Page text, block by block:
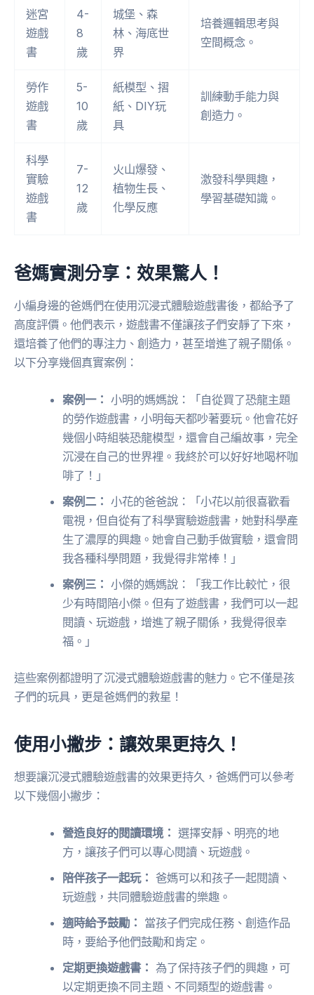
迷宮
遊戲
書
4-
8
歲
城堡、森
林、海底世
界
培養邏輯思考與
空間概念。
勞作
遊戲
書
5-
10
歲
紙模型、摺
紙、DIY玩
具
訓練動手能力與
創造力。
科學
實驗
遊戲
書
7-
12
歲
火山爆發、
植物生長、
化學反應
激發科學興趣，
學習基礎知識。
爸媽實測分享：效果驚人！
小編身邊的爸媽們在使用沉浸式體驗遊戲書後，都給予了
高度評價。他們表示，遊戲書不僅讓孩子們安靜了下來，
還培養了他們的專注力、創造力，甚至增進了親子關係。
以下分享幾個真實案例：
案例一： 小明的媽媽說：「自從買了恐龍主題
的勞作遊戲書，小明每天都吵著要玩。他會花好
幾個小時組裝恐龍模型，還會自己編故事，完全
沉浸在自己的世界裡。我終於可以好好地喝杯咖
啡了！」
案例二： 小花的爸爸說：「小花以前很喜歡看
電視，但自從有了科學實驗遊戲書，她對科學產
生了濃厚的興趣。她會自己動手做實驗，還會問
我各種科學問題，我覺得非常棒！」
案例三： 小傑的媽媽說：「我工作比較忙，很
少有時間陪小傑。但有了遊戲書，我們可以一起
閱讀、玩遊戲，增進了親子關係，我覺得很幸
福。」
這些案例都證明了沉浸式體驗遊戲書的魅力。它不僅是孩
子們的玩具，更是爸媽們的救星！
使用小撇步：讓效果更持久！
想要讓沉浸式體驗遊戲書的效果更持久，爸媽們可以參考
以下幾個小撇步：
營造良好的閱讀環境： 選擇安靜、明亮的地
方，讓孩子們可以專心閱讀、玩遊戲。
陪伴孩子一起玩： 爸媽可以和孩子一起閱讀、
玩遊戲，共同體驗遊戲書的樂趣。
適時給予鼓勵： 當孩子們完成任務、創造作品
時，要給予他們鼓勵和肯定。
定期更換遊戲書： 為了保持孩子們的興趣，可
以定期更換不同主題、不同類型的遊戲書。